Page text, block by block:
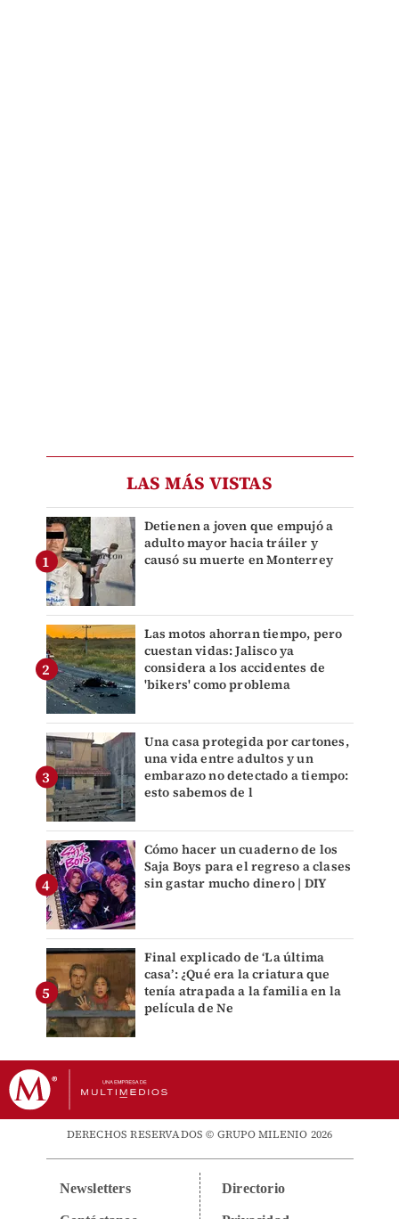
LAS MÁS VISTAS
Detienen a joven que empujó a
adulto mayor hacia tráiler y
causó su muerte en Monterrey
Las motos ahorran tiempo, pero
cuestan vidas: Jalisco ya
considera a los accidentes de
'bikers' como problema
Una casa protegida por cartones,
una vida entre adultos y un
embarazo no detectado a tiempo:
esto sabemos de l
Cómo hacer un cuaderno de los
Saja Boys para el regreso a clases
sin gastar mucho dinero | DIY
Final explicado de ‘La última
casa’: ¿Qué era la criatura que
tenía atrapada a la familia en la
película de Ne
DERECHOS RESERVADOS © GRUPO MILENIO 2026
Newsletters Directorio